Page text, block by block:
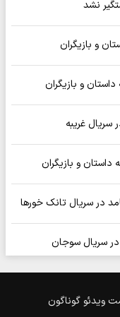
نشد
و بازیگران
و بازیگران
سریال غریبه
و بازیگران
در سریال تانک خورها
در سریال سوجان
ویدئو گوناگون